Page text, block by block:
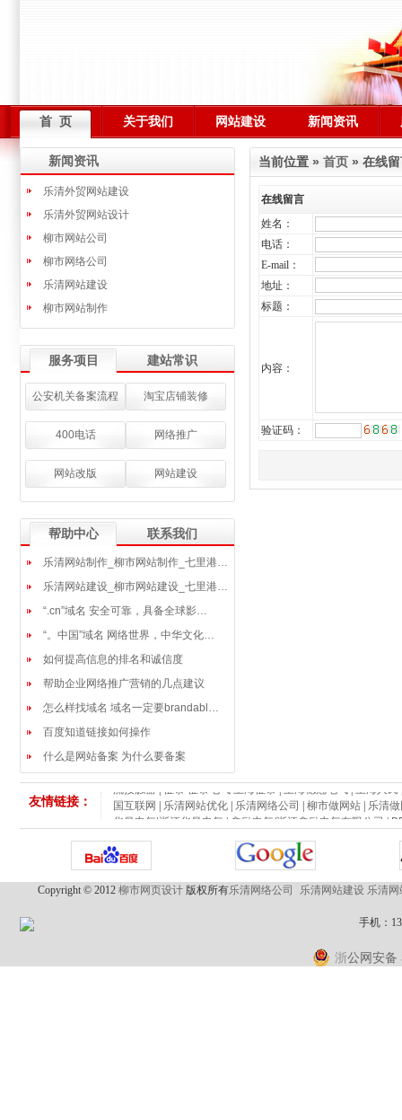
首 页 关于我们 网站建设 新闻资讯
新闻资讯
乐清外贸网站建设
乐清外贸网站设计
柳市网站公司
柳市网络公司
乐清网站建设
柳市网站制作
服务项目 建站常识
公安机关备案流程 淘宝店铺装修
400电话 网络推广
网站改版 网站建设
帮助中心 联系我们
乐清网站制作_柳市网站制作_七里港…
乐清网站建设_柳市网站建设_七里港…
“.cn”域名 安全可靠，具备全球影…
“。中国”域名 网络世界，中华文化…
如何提高信息的排名和诚信度
帮助企业网络推广营销的几点建议
怎么样找域名 域名一定要brandabl…
百度知道链接如何操作
什么是网站备案 为什么要备案
当前位置 » 首页 » 在线
在线留言
姓名：
电话：
E-mail：
地址：
标题：
内容：
验证码：
友情链接：
华昌电气|浙江华昌电气|鑫励电气/浙江鑫励电气有限公司
流接触器|征泰 征泰电气 上海征泰|上海稳冠电气|上海人民
国互联网 | 乐清网站优化 | 乐清网络公司 | 柳市做网站| 乐清
华昌电气|浙江华昌电气 | 鑫励电气/浙江鑫励电气有限公司 |
国互联网
乐清网络公司 |柳市做网站
Copyright © 2012 柳市网页设计 版权所有乐清网络公司 乐清网站建设 乐清
手机：
浙公网安备